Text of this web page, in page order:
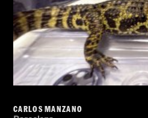
CARLOS MANZANO